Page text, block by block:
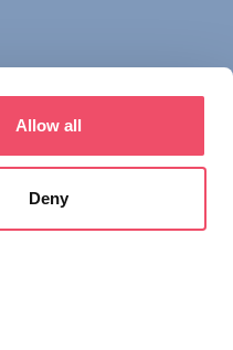
Allow all
Deny